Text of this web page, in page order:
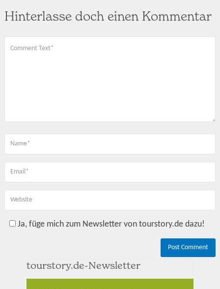
Hinterlasse doch einen Kommentar
Ja, füge mich zum Newsletter von tourstory.de dazu!
tourstory.de-Newsletter